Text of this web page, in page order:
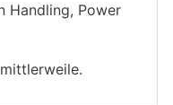
Handling, Power